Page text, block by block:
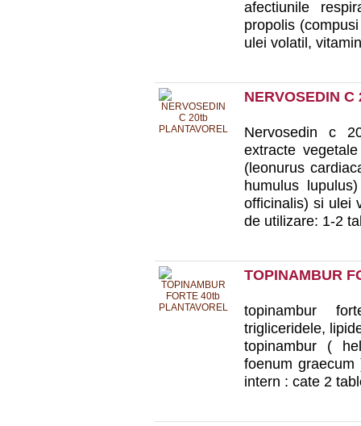
afectiunile
propolis
ulei volatil,
NERVOSEDIN
Nervosedin c
extracte
(leonurus
humulus
officinalis) si ulei
de utilizare: 1-2
TOPINAMBUR
topinambur
trigliceridele,
topinambur (
foenum
intern : cate 2